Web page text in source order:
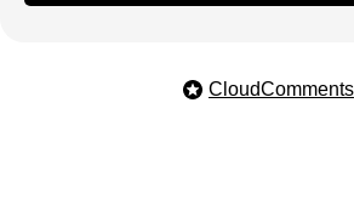
CloudComments